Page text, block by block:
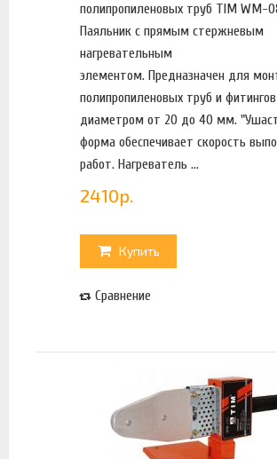
полипропиленовых труб TIM WM-
Паяльник с прямым стержневым
нагревательным
элементом. Предназначен для
полипропиленовых труб и фитингов
диаметром от 20 до 40 мм.
форма обеспечивает скорость
работ. Нагреватель ...
2410р.
Купить
Сравнение